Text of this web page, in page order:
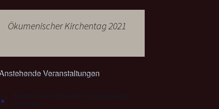
Ökumenischer Kirchentag 2021
Veranstaltungen
Hinweis